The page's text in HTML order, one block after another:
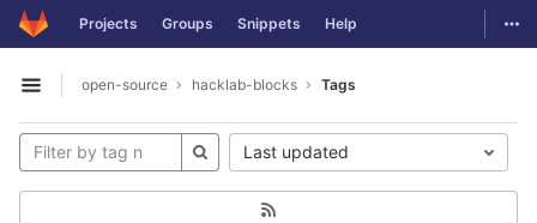
Skip to content
GitLab Projects Groups Snippets Help
Open sidebar
open-source hacklab-blocks Tags
Last updated